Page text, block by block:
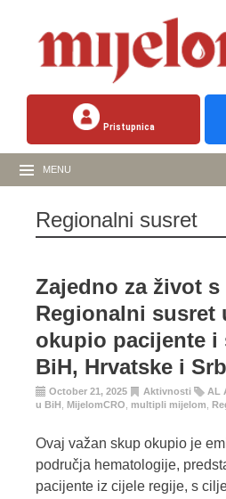
Pristupnica
MENU
Regionalni susret
Zajedno za život
Regionalni susret
okupio pacijente i
BiH, Hrvatske i
October 21, 2025 Aktivnosti AL
u BiH
MijelomCRO multipli mijelom
Ovaj važan skup okupio je
područja hematologije,
pacijente iz cijele regije, s